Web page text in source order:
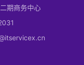
期商务中心